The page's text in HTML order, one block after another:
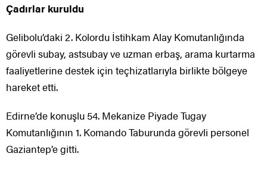
Çadırlar kuruldu
Gelibolu’daki 2. Kolordu İstihkam Alay Komutanlığında
görevli subay, astsubay ve uzman erbaş, arama kurtarma
faaliyetlerine destek için teçhizatlarıyla birlikte bölgeye
hareket etti.
Edirne’de konuşlu 54. Mekanize Piyade Tugay
Komutanlığının 1. Komando Taburunda görevli personel
Gaziantep’e gitti.